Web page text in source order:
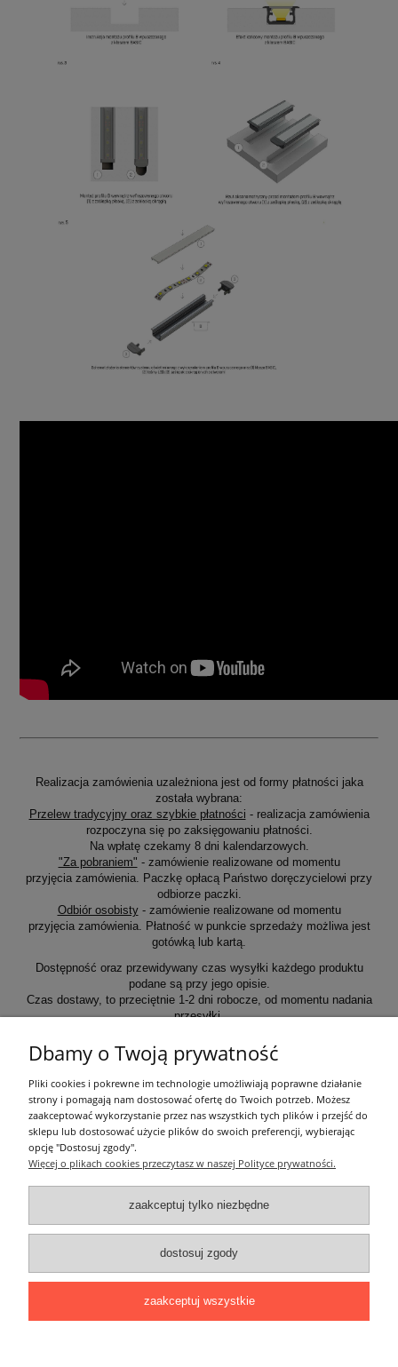
Realizacja zamówienia uzależniona jest od formy płatności jaka
została wybrana:
Przelew tradycyjny oraz szybkie płatności - realizacja zamówienia
rozpoczyna się po zaksięgowaniu płatności.
Na wpłatę czekamy 8 dni kalendarzowych.
"Za pobraniem" - zamówienie realizowane od momentu
przyjęcia zamówienia. Paczkę opłacą Państwo doręczycielowi przy
odbiorze paczki.
Odbiór osobisty- zamówienie realizowane od momentu
przyjęcia zamówienia. Płatność w punkcie sprzedaży możliwa jest
gotówką lub kartą.
Dostępność oraz przewidywany czas wysyłki każdego produktu
podane są przy jego opisie.
Czas dostawy, to przeciętnie 1-2 dni robocze, od momentu nadania
przesyłki.
Informacje ogólne
Zakupy
Moje konto
Pozostałe
Łatwy dojazd z Sopotu, Gdańska i Gdyni - przekonaj się i kup również na
miejscu!
ONELED, ul. Kasprowicza 4, 83-000 Pruszcz Gdański
e-mail: biuro@oneled.pl | tel.: 511-711-113 | tel.: 511-115-157 | tel.: 511-711-
Dbamy o Twoją prywatność
Pliki cookies i pokrewne im technologie umożliwiają poprawne działanie
strony i pomagają nam dostosować ofertę do Twoich potrzeb. Możesz
zaakceptować wykorzystanie przez nas wszystkich tych plików i przejść do
sklepu lub dostosować użycie plików do swoich preferencji, wybierając
opcję "Dostosuj zgody".
Więcej o plikach cookies przeczytasz w naszej Polityce prywatności.
zaakceptuj tylko niezbędne
dostosuj zgody
zaakceptuj wszystkie